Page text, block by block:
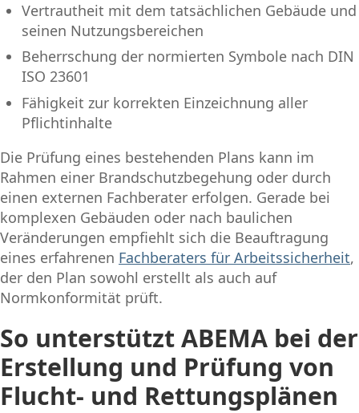
Vertrautheit mit dem tatsächlichen Gebäude und
seinen Nutzungsbereichen
Beherrschung der normierten Symbole nach DIN
ISO 23601
Fähigkeit zur korrekten Einzeichnung aller
Pflichtinhalte
Die Prüfung eines bestehenden Plans kann im
Rahmen einer Brandschutzbegehung oder durch
einen externen Fachberater erfolgen. Gerade bei
komplexen Gebäuden oder nach baulichen
Veränderungen empfiehlt sich die Beauftragung
eines erfahrenen Fachberaters für Arbeitssicherheit,
der den Plan sowohl erstellt als auch auf
Normkonformität prüft.
So unterstützt ABEMA bei der
Erstellung und Prüfung von
Flucht- und Rettungsplänen